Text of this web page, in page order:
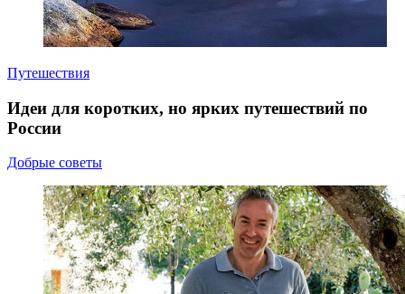
Путешествия
Идеи для коротких, но ярких путешествий по
России
Добрые советы